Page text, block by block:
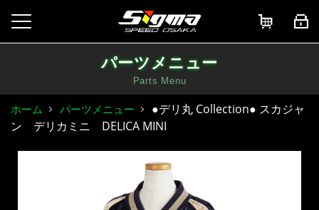
パーツメニュー
Parts Menu
ホーム パーツメニュー
●デリ丸 Collection● スカジャ
ン デリカミニ DELICA MINI